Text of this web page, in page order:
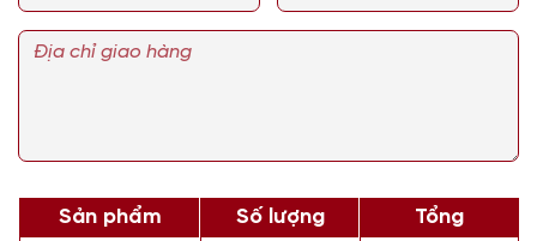
Sản phẩm
Số lượng Tổng